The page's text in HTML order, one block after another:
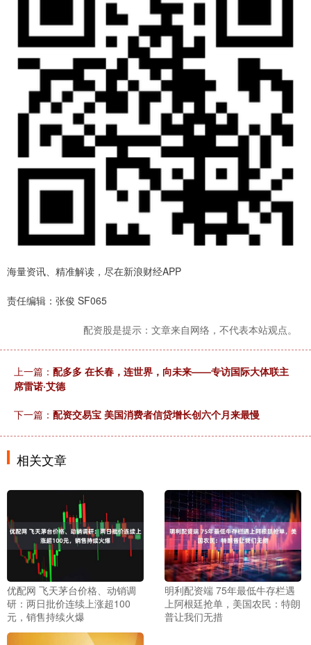
海量资讯、精准解读，尽在新浪财经APP
责任编辑：张俊 SF065
配资股是提示：文章来自网络，不代表本站观点。
上一篇： 配多多 在长春，连世界，向未来——专访国际大体联主
席雷诺·艾德
下一篇： 配资交易宝 美国消费者信贷增长创六个月来最慢
相关文章
优配网 飞天茅台价格、动销调
研：两日批价连续上涨超100
元，销售持续火爆
明利配资端 75年最低牛存栏遇
上阿根廷抢单，美国农民：特朗
普让我们无措